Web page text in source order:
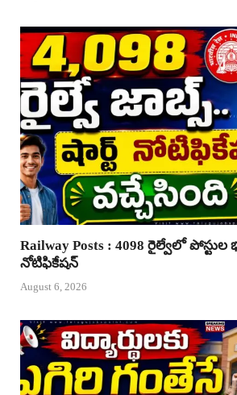
Railway Posts : 4098 రైల్వేలో పోస్టుల
నోటిఫికేషన్
August 6, 2026